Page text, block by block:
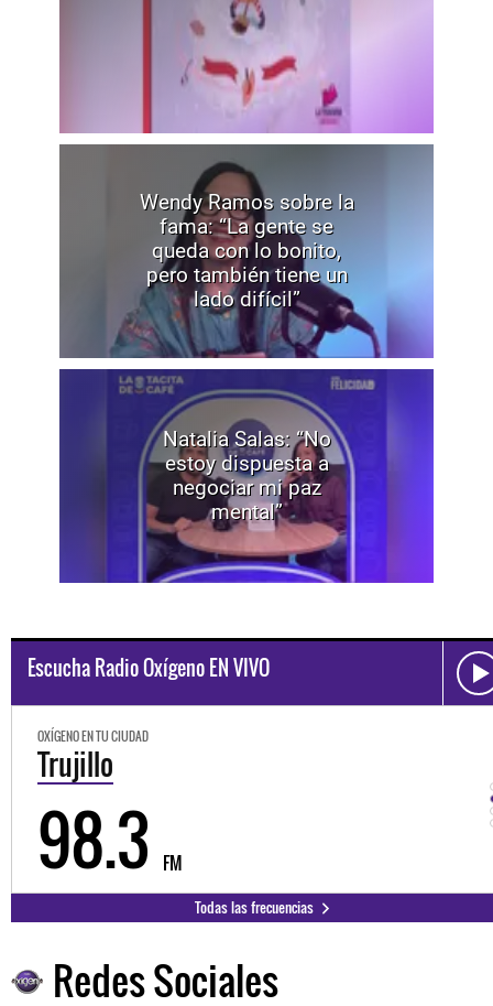
Wendy Ramos sobre la
fama: “La gente se
queda con lo bonito,
pero también tiene un
lado difícil”
Natalia Salas: “No
estoy dispuesta a
negociar mi paz
mental”
Escucha Radio Oxígeno EN VIVO
OXÍGENO EN TU CIUDAD
Trujillo
98.3 FM
Todas las frecuencias
Redes Sociales